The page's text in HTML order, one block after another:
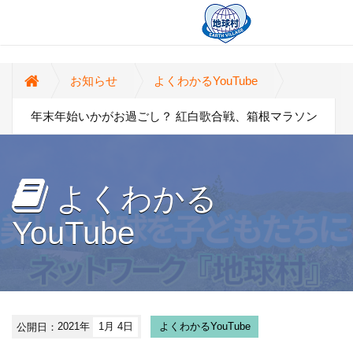
お知らせ よくわかるYouTube
年末年始いかがお過ごし？ 紅白歌合戦、箱根マラソン
よくわかる
YouTube
公開日：2021年 1月 4日 よくわかるYouTube